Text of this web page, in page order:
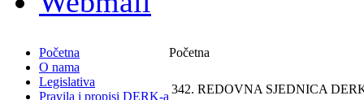
Početna
O nama
Legislativa
Pravila i propisi DERK-a
Početna
342. REDOVNA SJEDNICA